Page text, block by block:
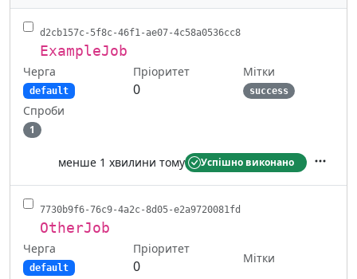
d2cb157c-5f8c-46f1-ae07-4c58a0536cc8
ExampleJob
Черга
default
Пріоритет
0
Мітки
success
Спроби
1
менше 1 хвилини тому Успішно виконано
7730b9f6-76c9-4a2c-8d05-e2a9720081fd
OtherJob
Черга
default
Пріоритет
0
Мітки